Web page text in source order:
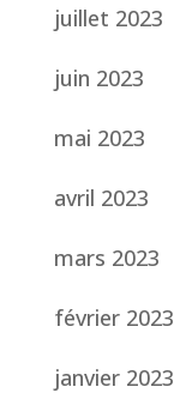
juillet 2023
juin 2023
mai 2023
avril 2023
mars 2023
février 2023
janvier 2023